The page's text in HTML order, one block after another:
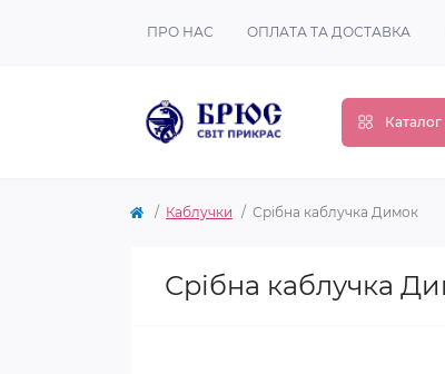
ПРО НАС ОПЛАТА ТА ДОСТАВКА
Каталог
Каблучки Срібна каблучка Димок
Срібна каблучка